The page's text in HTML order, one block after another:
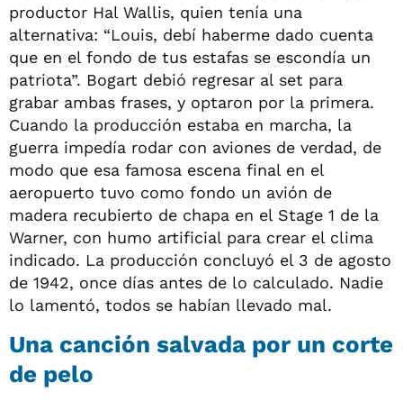
productor Hal Wallis, quien tenía una
alternativa: “Louis, debí haberme dado cuenta
que en el fondo de tus estafas se escondía un
patriota”. Bogart debió regresar al set para
grabar ambas frases, y optaron por la primera.
Cuando la producción estaba en marcha, la
guerra impedía rodar con aviones de verdad, de
modo que esa famosa escena final en el
aeropuerto tuvo como fondo un avión de
madera recubierto de chapa en el Stage 1 de la
Warner, con humo artificial para crear el clima
indicado. La producción concluyó el 3 de agosto
de 1942, once días antes de lo calculado. Nadie
lo lamentó, todos se habían llevado mal.
Una canción salvada por un corte
de pelo